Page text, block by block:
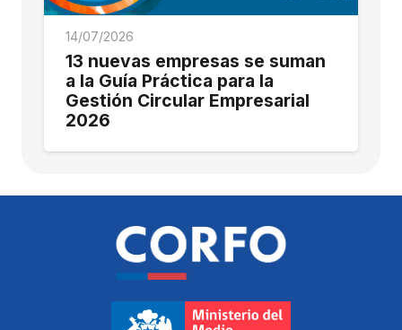
14/07/2026
13 nuevas empresas se suman
a la Guía Práctica para la
Gestión Circular Empresarial
2026